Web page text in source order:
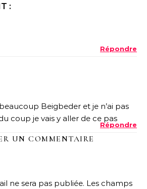
:
Répondre
Beigbeder et je n’ai pas
coup je vais y aller de ce pas
Répondre
UN COMMENTAIRE
ne sera pas publiée. Les champs